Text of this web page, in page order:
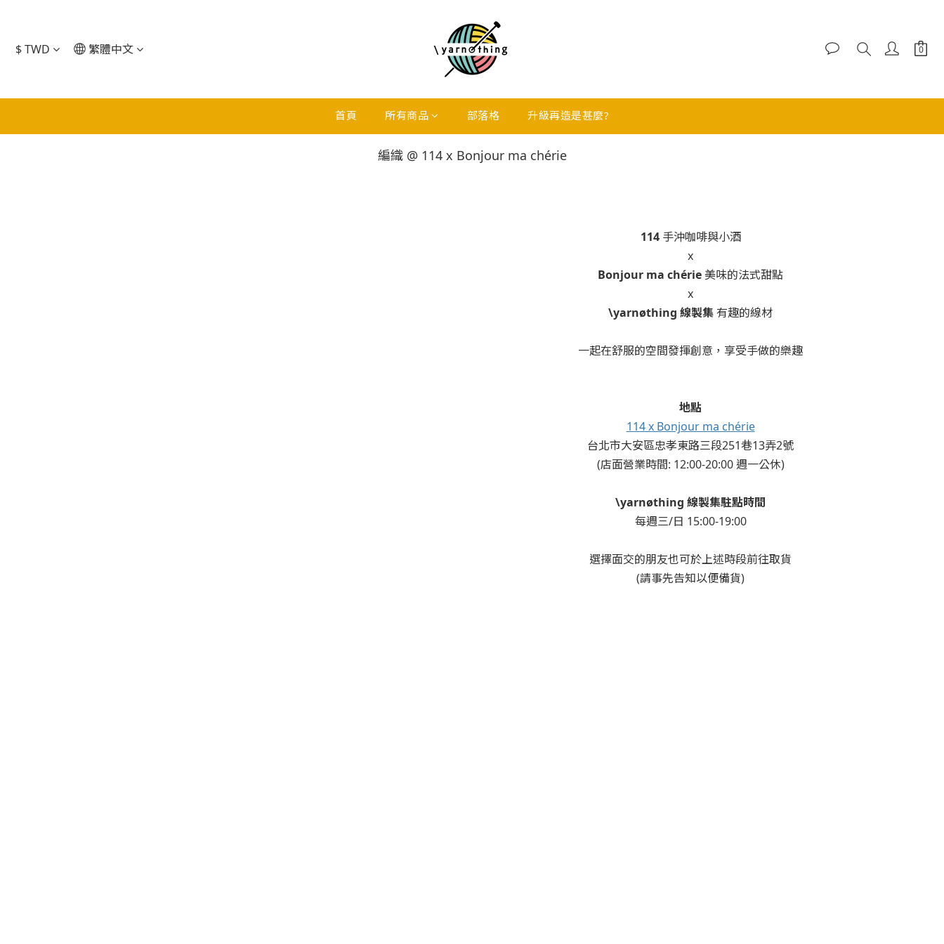
$TWD 繁體中文
首頁 所有商品 部落格 升級再造是甚麼?
編織 @ 114 x Bonjour ma chérie
114手沖咖啡與小酒
x
Bonjour ma chérie 美味的法式甜點
x
\yarnøthing 線製集 有趣的線材
一起在舒服的空間發揮創意，享受手做的樂趣
地點
114 x Bonjour ma chérie
台北市大安區忠孝東路三段251巷13弄2號
(店面營業時間: 12:00-20:00 週一公休)
\yarnøthing 線製集駐點時間
每週三/日 15:00-19:00
選擇面交的朋友也可於上述時段前往取貨
(請事先告知以便備貨)